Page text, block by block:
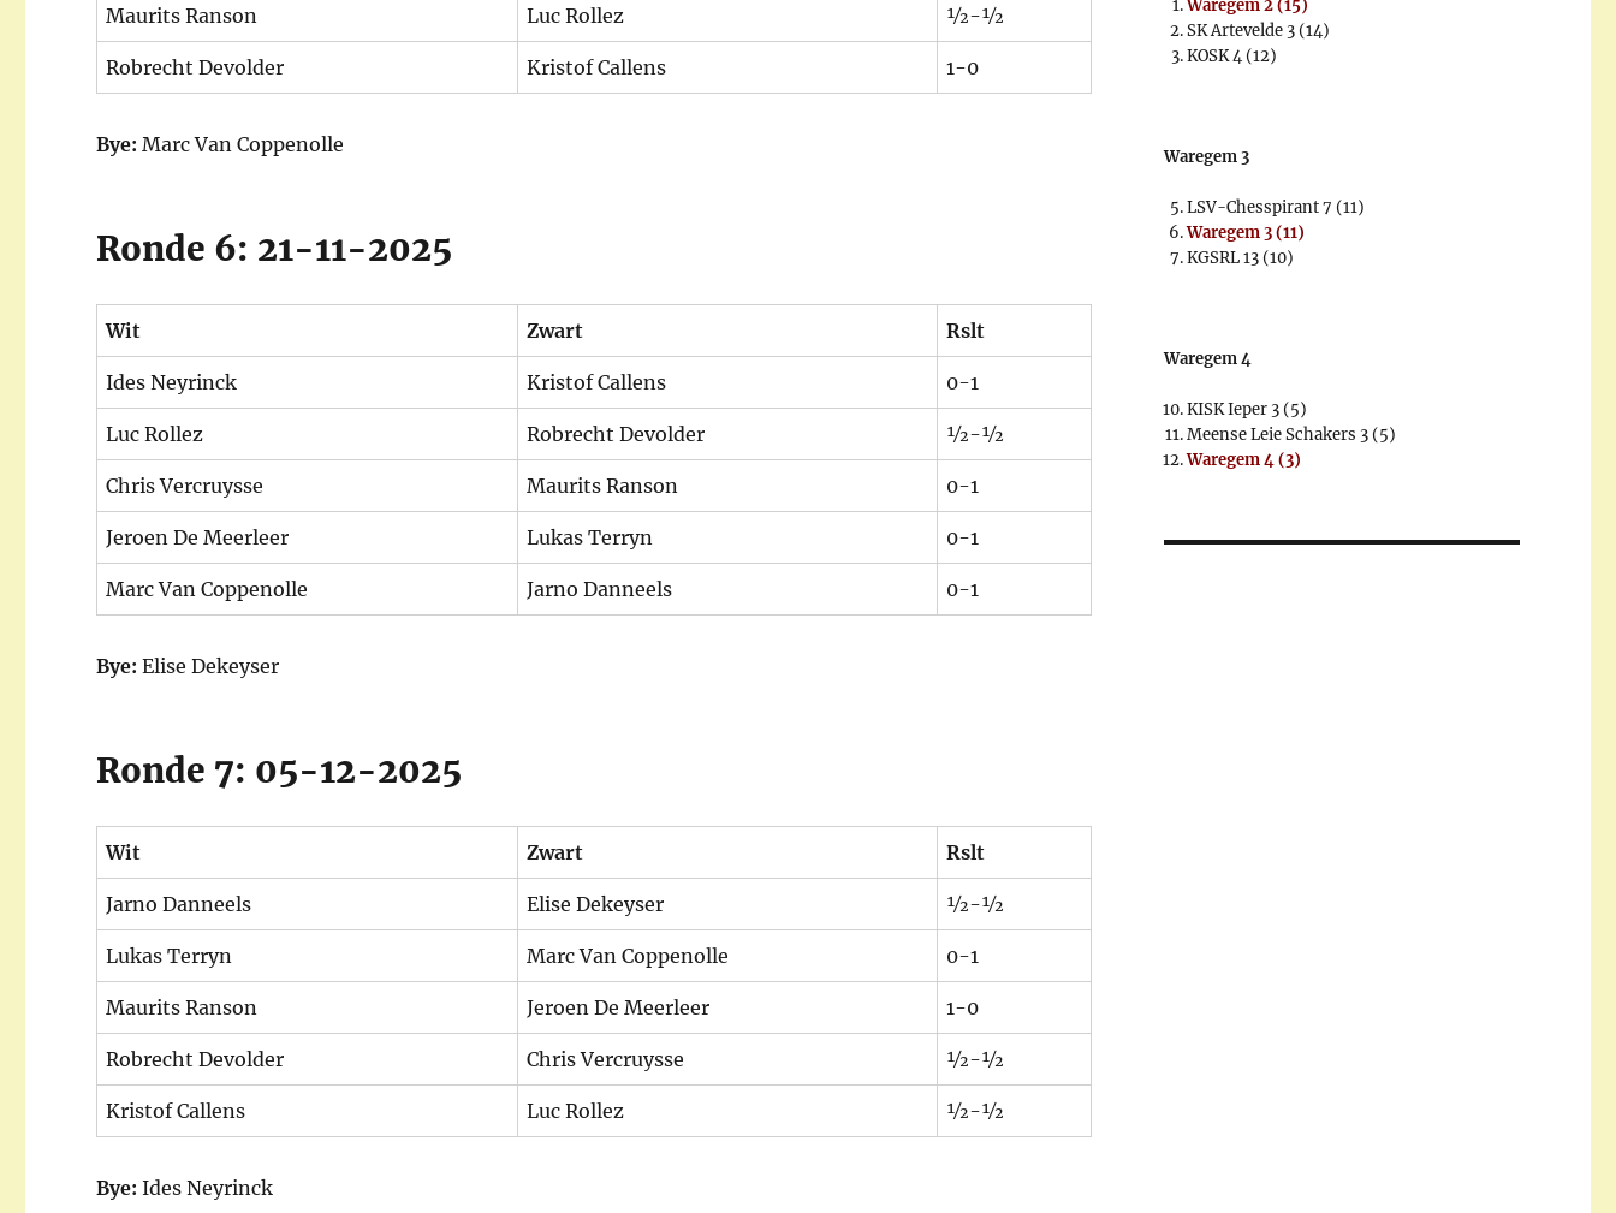
Maurits Ranson Luc Rollez ½-½
Robrecht Devolder Kristof Callens 1-0
Bye: Marc Van Coppenolle
Ronde 6: 21-11-2025
Wit Zwart Rslt
Ides Neyrinck Kristof Callens 0-1
Luc Rollez Robrecht Devolder ½-½
Chris Vercruysse Maurits Ranson 0-1
Jeroen De Meerleer Lukas Terryn 0-1
Marc Van Coppenolle Jarno Danneels 0-1
Bye: Elise Dekeyser
Ronde 7: 05-12-2025
Wit Zwart Rslt
Jarno Danneels Elise Dekeyser ½-½
Lukas Terryn Marc Van Coppenolle 0-1
Maurits Ranson Jeroen De Meerleer 1-0
Robrecht Devolder Chris Vercruysse ½-½
Kristof Callens Luc Rollez ½-½
Bye: Ides Neyrinck
Waregem 2 (15)
SK Artevelde 3 (14)
KOSK 4 (12)
Waregem 3
LSV-Chesspirant 7 (11)
Waregem 3 (11)
KGSRL 13 (10)
Waregem 4
KISK Ieper 3 (5)
Meense Leie Schakers 3 (5)
Waregem 4 (3)